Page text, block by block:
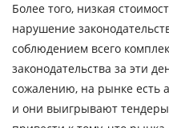
Более того, низкая
нарушение
соблюдением всего
законодательства за эти
сожалению, на рынке есть
и они выигрывают